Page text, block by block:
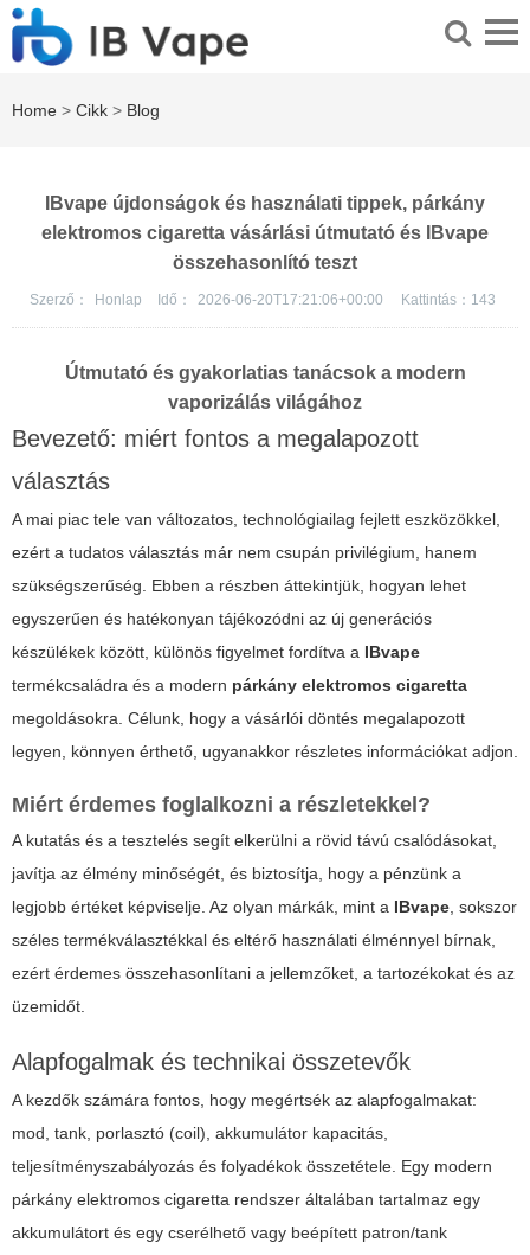
Home > Cikk > Blog
IBvape újdonságok és használati tippek, párkány
elektromos cigaretta vásárlási útmutató és IBvape
összehasonlító teszt
Szerző： Honlap Idő： 2026-06-20T17:21:06+00:00 Kattintás： 143
Útmutató és gyakorlatias tanácsok a modern
vaporizálás világához
Bevezető: miért fontos a megalapozott
választás
A mai piac tele van változatos, technológiailag fejlett eszközökkel,
ezért a tudatos választás már nem csupán privilégium, hanem
szükségszerűség. Ebben a részben áttekintjük, hogyan lehet
egyszerűen és hatékonyan tájékozódni az új generációs
készülékek között, különös figyelmet fordítva a IBvape
termékcsaládra és a modern párkány elektromos cigaretta
megoldásokra. Célunk, hogy a vásárlói döntés megalapozott
legyen, könnyen érthető, ugyanakkor részletes információkat adjon.
Miért érdemes foglalkozni a részletekkel?
A kutatás és a tesztelés segít elkerülni a rövid távú csalódásokat,
javítja az élmény minőségét, és biztosítja, hogy a pénzünk a
legjobb értéket képviselje. Az olyan márkák, mint a IBvape, sokszor
széles termékválasztékkal és eltérő használati élménnyel bírnak,
ezért érdemes összehasonlítani a jellemzőket, a tartozékokat és az
üzemidőt.
Alapfogalmak és technikai összetevők
A kezdők számára fontos, hogy megértsék az alapfogalmakat:
mod, tank, porlasztó (coil), akkumulátor kapacitás,
teljesítményszabályozás és folyadékok összetétele. Egy modern
párkány elektromos cigaretta rendszer általában tartalmaz egy
akkumulátort és egy cserélhető vagy beépített patron/tank